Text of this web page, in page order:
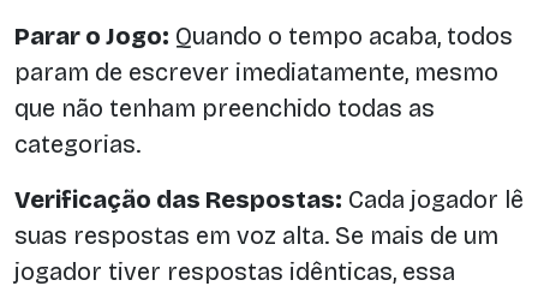
Parar o Jogo: Quando o tempo acaba, todos
param de escrever imediatamente, mesmo
que não tenham preenchido todas as
categorias.
Verificação das Respostas: Cada jogador lê
suas respostas em voz alta. Se mais de um
jogador tiver respostas idênticas, essa